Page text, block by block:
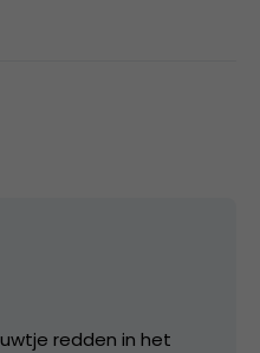
redden in het